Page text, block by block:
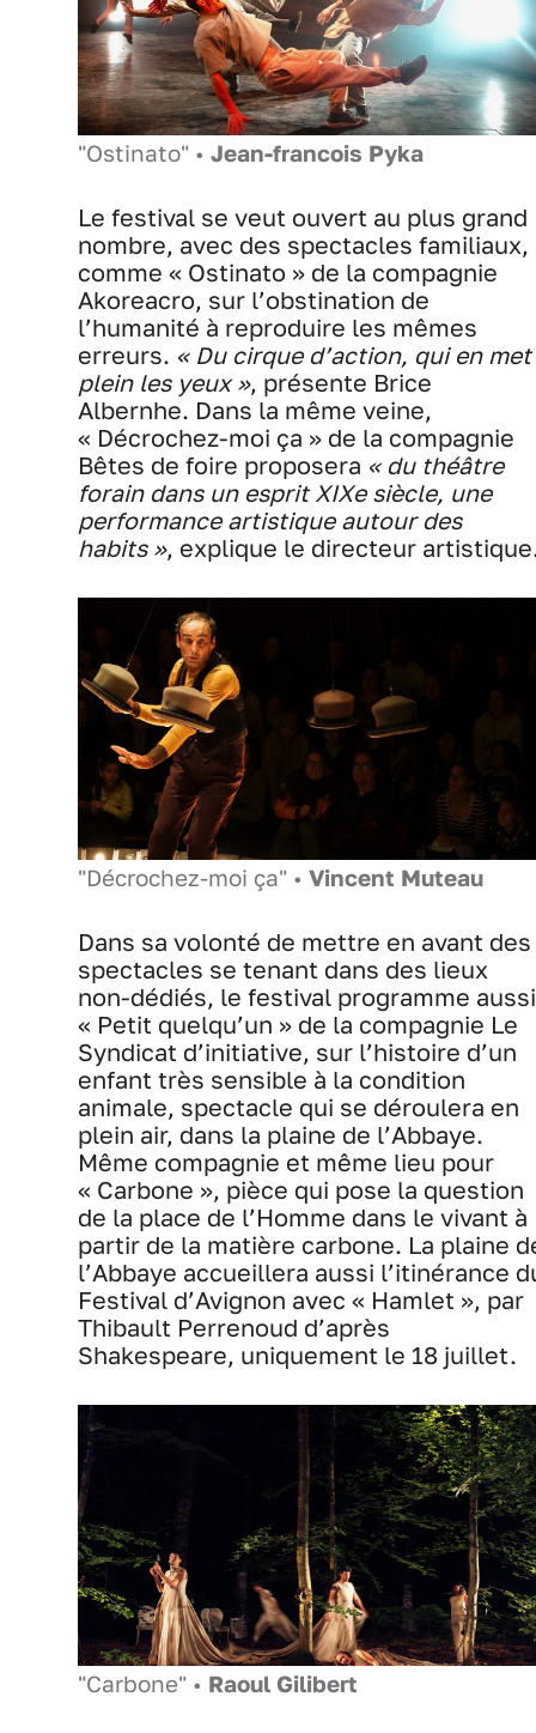
"Ostinato" • Jean-francois Pyka
Le festival se veut ouvert au plus grand
nombre, avec des spectacles familiaux,
comme « Ostinato » de la compagnie
Akoreacro, sur l’obstination de
l’humanité à reproduire les mêmes
erreurs. « Du cirque d’action, qui en met
plein les yeux », présente Brice
Albernhe. Dans la même veine,
« Décrochez-moi ça » de la compagnie
Bêtes de foire proposera « du théâtre
forain dans un esprit XIXe siècle, une
performance artistique autour des
habits », explique le directeur
"Décrochez-moi ça" • Vincent Muteau
Dans sa volonté de mettre en avant des
spectacles se tenant dans des lieux
non-dédiés, le festival programme aussi
« Petit quelqu’un » de la compagnie Le
Syndicat d’initiative, sur l’histoire d’un
enfant très sensible à la condition
animale, spectacle qui se déroulera en
plein air, dans la plaine de l’Abbaye.
Même compagnie et même lieu pour
« Carbone », pièce qui pose la question
de la place de l’Homme dans le vivant à
partir de la matière carbone. La plaine
l’Abbaye accueillera aussi l’itinérance
Festival d’Avignon avec « Hamlet », par
Thibault Perrenoud d’après
Shakespeare, uniquement le 18 juillet.
"Carbone" • Raoul Gilibert